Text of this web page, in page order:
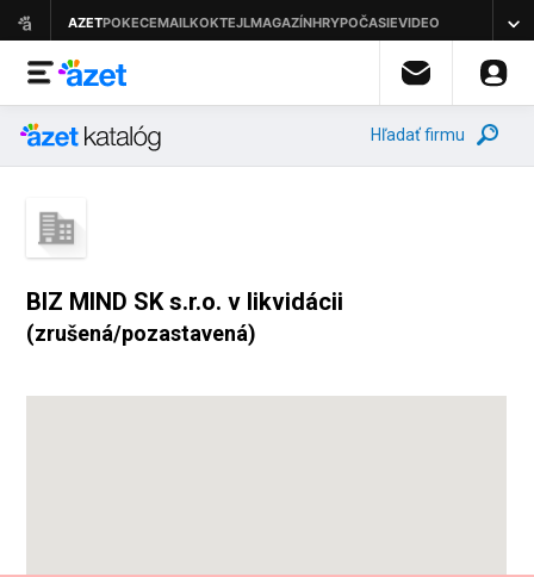
Hľadať firmu
BIZ MIND SK s.r.o. v likvidácii
(zrušená/pozastavená)